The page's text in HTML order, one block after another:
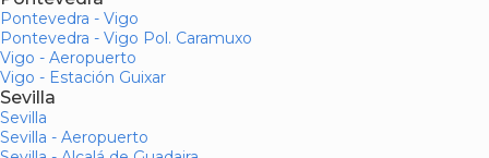
Pontevedra - Vigo
Pontevedra - Vigo Pol. Caramuxo
Vigo - Aeropuerto
Vigo - Estación Guixar
Sevilla
Sevilla
Sevilla - Aeropuerto